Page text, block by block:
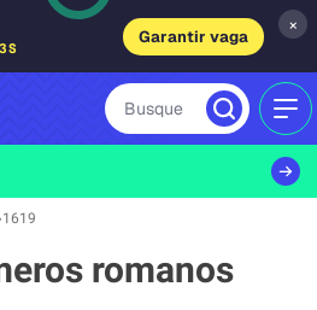
Garantir vaga
×
Busque
1619
romanos